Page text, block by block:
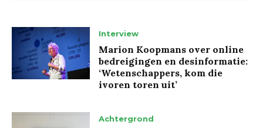
Interview
Marion Koopmans over online
bedreigingen en desinformatie:
‘Wetenschappers, kom die
ivoren toren uit’
Achtergrond